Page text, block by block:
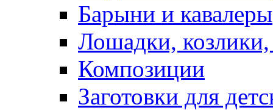
Барыни и кавалеры
Лошадки,
Композиции
Заготовки для